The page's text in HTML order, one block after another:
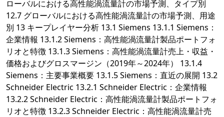
ローバルにおける高性能渦流量計の市場予測、タイプ別
12.7 グローバルにおける高性能渦流量計の市場予測、用途
別 13 キープレイヤー分析 13.1 Siemens 13.1.1 Siemens：
企業情報 13.1.2 Siemens：高性能渦流量計製品ポートフォ
リオと特徴 13.1.3 Siemens：高性能渦流量計売上・収益・
価格およびグロスマージン（2019年～2024年） 13.1.4
Siemens：主要事業概要 13.1.5 Siemens：直近の展開 13.2
Schneider Electric 13.2.1 Schneider Electric：企業情報
13.2.2 Schneider Electric：高性能渦流量計製品ポートフォ
リオと特徴 13.2.3 Schneider Electric：高性能渦流量計売